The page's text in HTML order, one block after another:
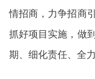
情招商，力争招商
抓好项目实施，做
期、细化责任、全